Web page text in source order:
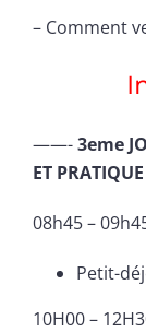
– Comment
——-3eme
ET PRATIQUE
08h45 –
Petit-
10H00 –